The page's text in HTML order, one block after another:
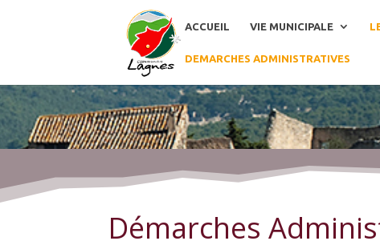
ACCUEIL VIE MUNICIPALE
DEMARCHES ADMINISTRATIVES
Démarches Administratives
Démarches